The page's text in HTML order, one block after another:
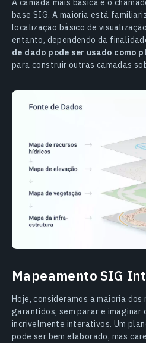
A camada mais básica é o
base SIG. A maioria está
localização básico de
entanto, dependendo da
de dado pode ser usado como
para construir outras camadas
Mapeamento SIG
Hoje, consideramos a maioria dos
garantidos, sem parar e imaginar
incrivelmente interativos. Um
pode ser bem elaborado, mas